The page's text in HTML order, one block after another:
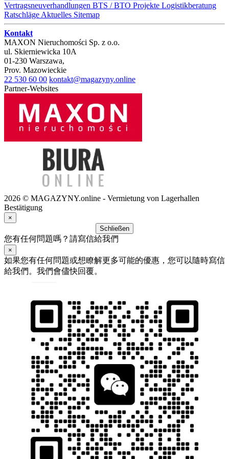
Vertragsneuverhandlungen BTS / BTO Projekte Logistikberatung
Ratschläge Aktuelles Sitemap
Kontakt
MAXON Nieruchomości Sp. z o.o.
ul. Skierniewicka 10A
01-230 Warszawa,
Prov. Mazowieckie
22 530 60 00 kontakt@magazyny.online
Partner-Websites
2026 © MAGAZYNY.online - Vermietung von Lagerhallen
Bestätigung
×
Schließen
您有任何問題嗎？請寫信給我們
×
如果您有任何問題或想瞭解更多可能的優惠，您可以隨時寫信
給我們。我們會儘快回覆。